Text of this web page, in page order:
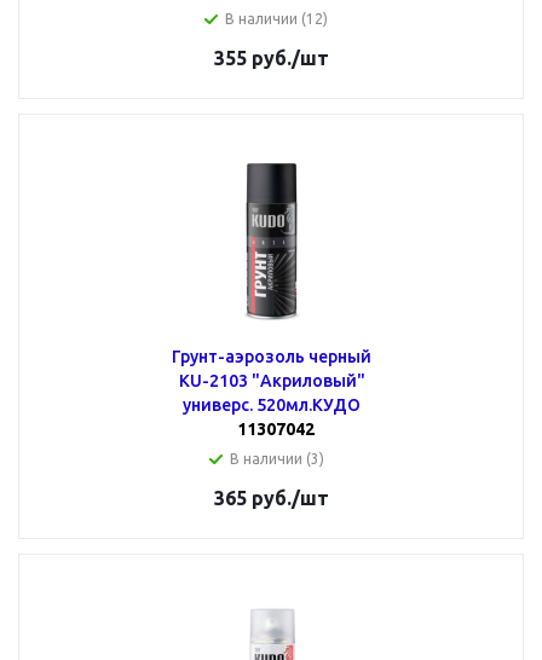
В наличии (12)
355 руб./шт
Грунт-аэрозоль черный
KU-2103 "Акриловый"
универс. 520мл.КУДО
11307042
В наличии (3)
365 руб./шт